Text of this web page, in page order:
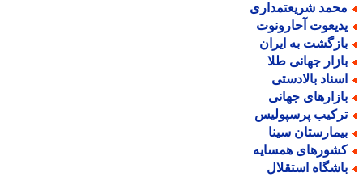
شریعتمداری
آحارونوت
به ایران
جهانی طلا
بالادستی
جهانی
پرسپولیس
سینا
همسایه
استقلال